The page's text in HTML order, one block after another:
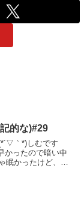
的な)#29
｀*)しむです
かったので暗い中
眠かったけど、外